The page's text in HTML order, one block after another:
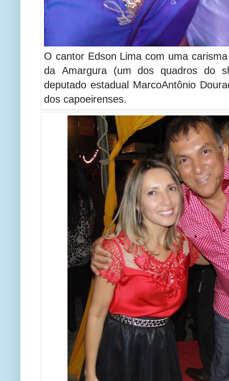
O cantor Edson Lima com uma
da Amargura (um dos quadros do
deputado estadual MarcoAntônio
dos capoeirenses.